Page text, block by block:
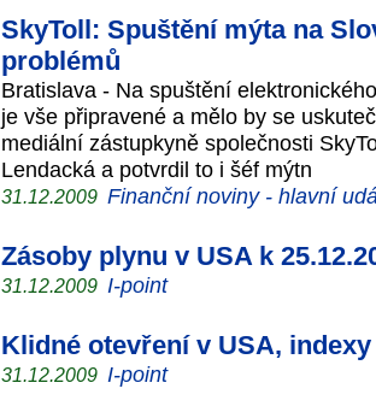
SkyToll: Spuštění mýta na
problémů
Bratislava - Na spuštění
je vše připravené a mělo by se
mediální zástupkyně společnosti
Lendacká a potvrdil to i šéf mýtn
31.12.2009 Finanční noviny - hlavní
Zásoby plynu v USA k
31.12.2009 I-point
Klidné otevření v USA,
31.12.2009 I-point